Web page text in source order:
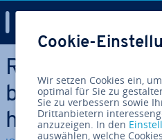
Zum Haupt­in­halt springen
RAID 6: Der
bund mit
heit
Cookie-
Wir setzen Cookies ein,
optimal für Sie zu
Sie zu verbessern sowie
Drittanbietern
anzuzeigen. In den
auswählen, welche